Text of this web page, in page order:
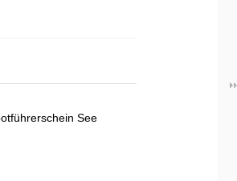
See